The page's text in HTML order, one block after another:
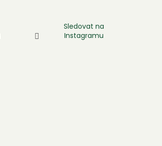
Sledovat na
Instagramu